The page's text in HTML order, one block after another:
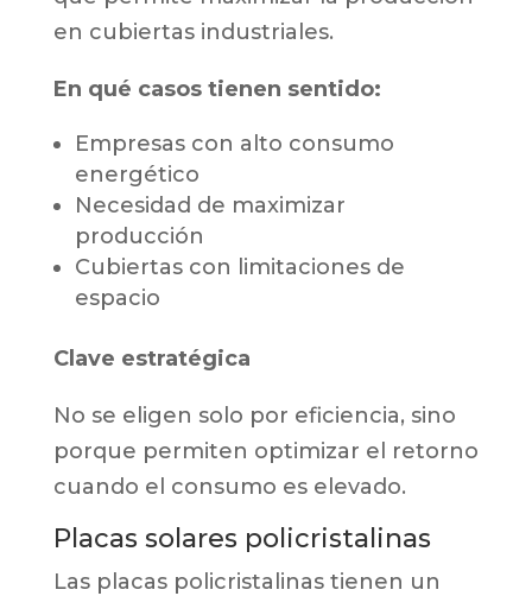
en cubiertas industriales.
En qué casos tienen sentido:
Empresas con alto consumo
energético
Necesidad de maximizar
producción
Cubiertas con limitaciones de
espacio
Clave estratégica
No se eligen solo por eficiencia, sino
porque permiten optimizar el retorno
cuando el consumo es elevado.
Placas solares policristalinas
Las placas policristalinas tienen un